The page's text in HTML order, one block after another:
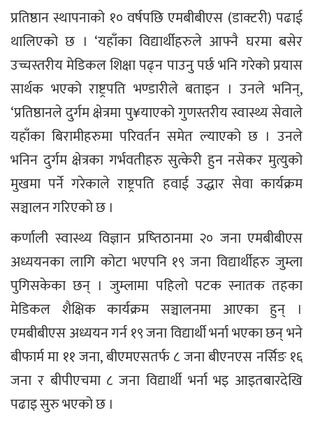
प्रतिष्ठान स्थापनाको १० वर्षपछि एमबीबीएस (डाक्टरी) पढाई
थालिएको छ । ‘यहाँका विद्यार्थीहरुले आफ्नै घरमा बसेर
उच्चस्तरीय मेडिकल शिक्षा पढ्न पाउनु पर्छ भनि गरेको प्रयास
सार्थक भएको राष्ट्रपति भण्डारीले बताइन । उनले भनिन्,
‘प्रतिष्ठानले दुर्गम क्षेत्रमा पु¥याएको गुणस्तरीय स्वास्थ्य सेवाले
यहाँका बिरामीहरुमा परिवर्तन समेत ल्याएको छ । उनले
भनिन दुर्गम क्षेत्रका गर्भवतीहरु सुत्केरी हुन नसेकर मुत्युको
मुखमा पर्ने गरेकाले राष्ट्रपति हवाई उद्धार सेवा कार्यक्रम
सञ्चालन गरिएको छ ।
कर्णाली स्वास्थ्य विज्ञान प्रष्तिठानमा २० जना एमबीबीएस
अध्ययनका लागि कोटा भएपनि १९ जना विद्यार्थीहरु जुम्ला
पुगिसकेका छन् । जुम्लामा पहिलो पटक स्नातक तहका
मेडिकल शैक्षिक कार्यक्रम सञ्चालनमा आएका हुन् ।
एमबीबीएस अध्ययन गर्न १९ जना विद्यार्थी भर्ना भएका छन् भने
बीफार्म मा ११ जना, बीएमएसतर्फ ८ जना बीएनएस नर्सिङ १६
जना र बीपीएचमा ८ जना विद्यार्थी भर्ना भइ आइतबारदेखि
पढाइ सुरु भएको छ ।